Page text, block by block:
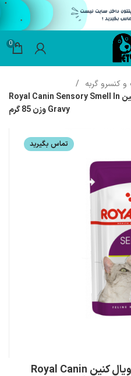
0
کنسرو گربه
پوچ گربه حساس به بو رویال کنین Royal Canin Sensory Smell In
Gravy وزن 85 گرم
تماس بگیرید
پوچ گربه حساس به بو رویال کنین Royal Canin